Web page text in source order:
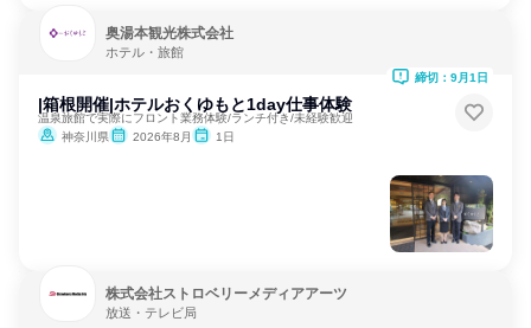
奥湯本観光株式会社
ホテル・旅館
|箱根開催|ホテルおくゆもと1day仕事体験
温泉旅館で実際にフロント業務体験/ランチ付き/未経験歓迎
神奈川県
2026年8月 1日
締切：9月1日
株式会社ストロベリーメディアアーツ
放送・テレビ局